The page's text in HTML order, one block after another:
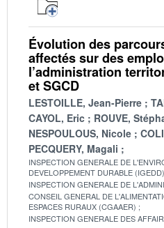
Évolution des
affectés sur des
l’administration
et SGCD
LESTOILLE, Jean-Pierre
CAYOL, Eric
ROUVE,
NESPOULOUS, Nicole
PECQUERY, Magali
INSPECTION GENERALE DE
DEVELOPPEMENT DURABLE (IGEDD)
INSPECTION GENERALE DE
CONSEIL GENERAL DE
ESPACES RURAUX (CGAAER)
INSPECTION GENERALE DES